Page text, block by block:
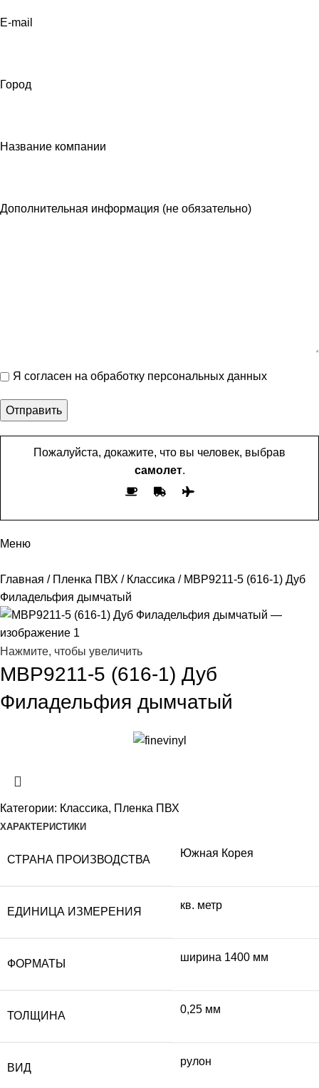
E-mail
Город
Название компании
Дополнительная информация (не обязательно)
Я согласен на обработку персональных данных
Пожалуйста, докажите, что вы человек, выбрав
самолет.
Меню
Главная Пленка ПВХ Классика
MBP9211-5 (616-1) Дуб
Филадельфия дымчатый
Нажмите, чтобы увеличить
MBP9211-5 (616-1) Дуб
Филадельфия дымчатый
Категории: Классика, Пленка ПВХ
ХАРАКТЕРИСТИКИ
СТРАНА ПРОИЗВОДСТВА
Южная Корея
ЕДИНИЦА ИЗМЕРЕНИЯ
кв. метр
ФОРМАТЫ
ширина 1400 мм
ТОЛЩИНА
0,25 мм
ВИД
рулон